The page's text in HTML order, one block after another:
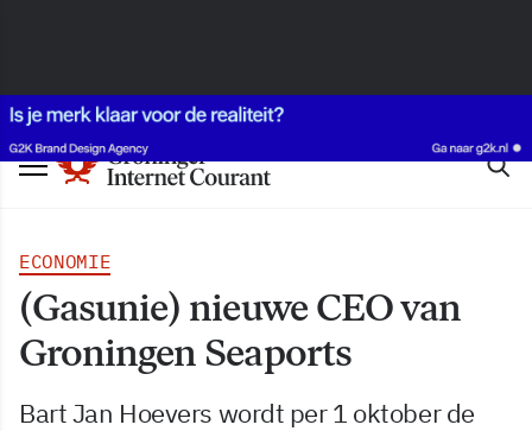
ECONOMIE
(Gasunie) nieuwe CEO van
Groningen Seaports
Bart Jan Hoevers wordt per 1 oktober de